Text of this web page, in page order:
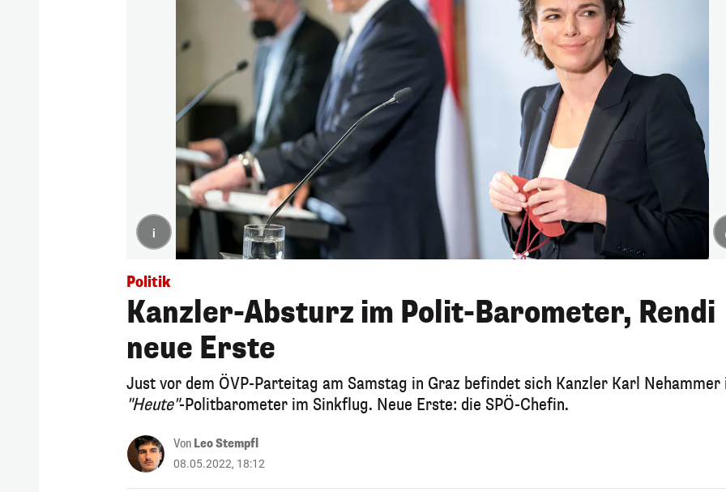
i
Politik
Kanzler-Absturz im Polit-Barometer, Rendi
neue Erste
Just vor dem ÖVP-Parteitag am Samstag in Graz befindet sich Kanzler Karl Nehammer
"Heute"-Politbarometer im Sinkflug. Neue Erste: die SPÖ-Chefin.
Von Leo Stempfl
08.05.2022, 18:12